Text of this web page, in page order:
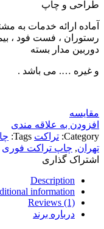
طراحی و چاپ
آماده ارائه خدمات به
رستوران ، فست فود ،
دوربین مدار بسته
و غیره …. می باشد .
مقایسه
افزودن به علاقه مندی
Category: تراکت Tags:
تهران, چاپ تراکت فوری
اشتراک گذاری
Description
information
Reviews (1)
درباره برند